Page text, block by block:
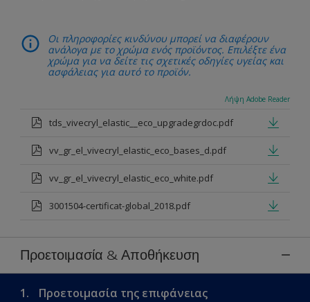
Οι πληροφορίες κινδύνου μπορεί να διαφέρουν
ανάλογα με το χρώμα ενός προϊόντος. Επιλέξτε ένα
χρώμα για να δείτε τις σχετικές οδηγίες υγείας και
ασφάλειας για αυτό το προϊόν.
Λήψη Adobe Reader
tds_vivecryl_elastic__eco_upgradegrdoc.pdf
vv_gr_el_vivecryl_elastic_eco_bases_d.pdf
vv_gr_el_vivecryl_elastic_eco_white.pdf
3001504-certificat-global_2018.pdf
Προετοιμασία & Αποθήκευση
1. Προετοιμασία της επιφάνειας